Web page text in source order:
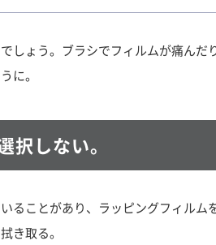
しょう。ブラシでフィルムが痛ん
に。
択しない。
ることがあり、ラッピングフィル
き取る。